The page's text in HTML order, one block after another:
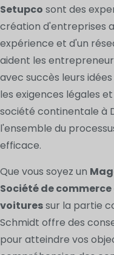
Setupco sont des
création d'entreprises
expérience et d'un
aident les
avec succès leurs
les exigences légales
société continentale à
l'ensemble du
efficace.
Que vous soyez un
Société de
voituressur la partie
Schmidt offre des
pour atteindre vos